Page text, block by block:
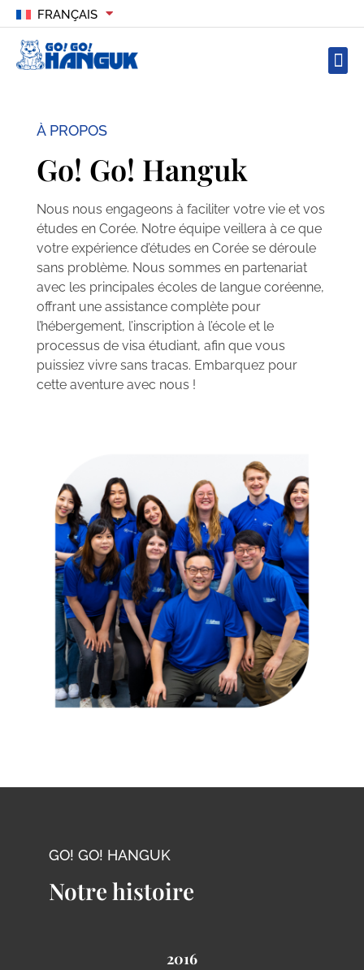
FRANÇAIS
À PROPOS
Go! Go! Hanguk
Nous nous engageons à faciliter votre vie et vos
études en Corée. Notre équipe veillera à ce que
votre expérience d’études en Corée se déroule
sans problème. Nous sommes en partenariat
avec les principales écoles de langue coréenne,
offrant une assistance complète pour
l’hébergement, l’inscription à l’école et le
processus de visa étudiant, afin que vous
puissiez vivre sans tracas. Embarquez pour
cette aventure avec nous !
GO! GO! HANGUK
Notre histoire
2016